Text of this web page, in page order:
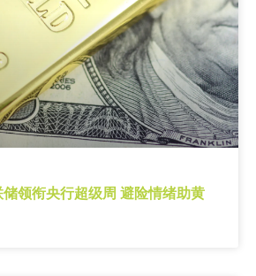
领衔央行超级周 避险情绪助黄